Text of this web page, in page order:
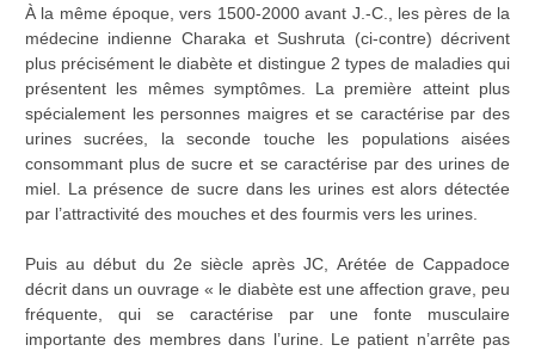
À la même époque, vers 1500-2000 avant J.-C., les pères de la
médecine indienne Charaka et Sushruta (ci-contre) décrivent
plus précisément le diabète et distingue 2 types de maladies qui
présentent les mêmes symptômes. La première atteint plus
spécialement les personnes maigres et se caractérise par des
urines sucrées, la seconde touche les populations aisées
consommant plus de sucre et se caractérise par des urines de
miel. La présence de sucre dans les urines est alors détectée
par l’attractivité des mouches et des fourmis vers les urines.
Puis au début du 2e siècle après JC, Arétée de Cappadoce
décrit dans un ouvrage « le diabète est une affection grave, peu
fréquente, qui se caractérise par une fonte musculaire
importante des membres dans l’urine. Le patient n’arrête pas